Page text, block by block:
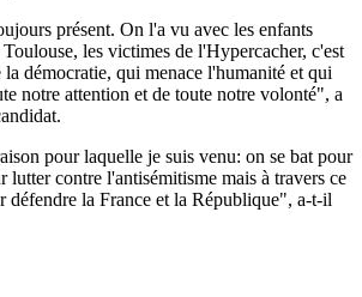
présent. On l'a vu avec les enfants
Toulouse, les victimes de l'Hypercacher, c'est
démocratie, qui menace l'humanité et qui
notre attention et de toute notre volonté", a
pour laquelle je suis venu: on se bat pour
lutter contre l'antisémitisme mais à travers ce
défendre la France et la République", a-t-il